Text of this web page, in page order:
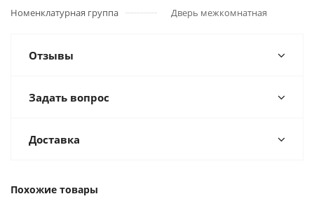
Номенклатурная группа
Дверь межкомнатная
Отзывы
Задать вопрос
Доставка
Похожие товары